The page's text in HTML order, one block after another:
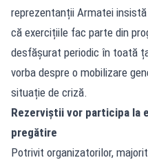
reprezentanții Armatei
că exercițiile fac parte din
desfășurat periodic în toată
vorba despre o mobilizare
situație de criză.
Rezerviștii vor participa
pregătire
Potrivit organizatorilor,